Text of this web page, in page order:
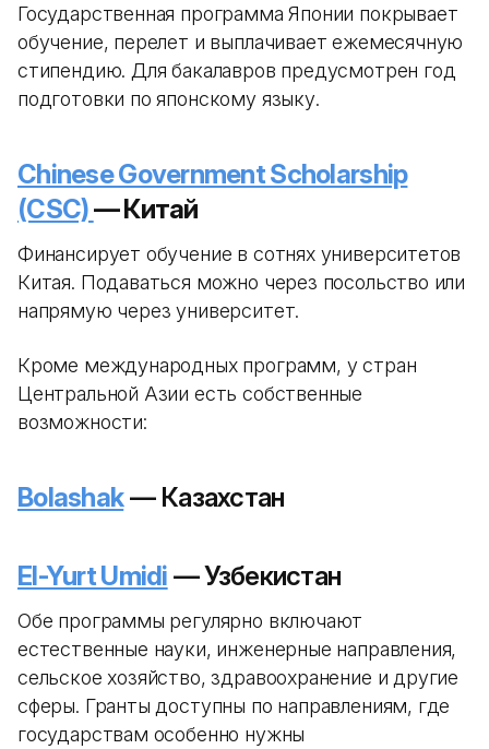
Государственная программа Японии покрывает
обучение, перелет и выплачивает ежемесячную
стипендию. Для бакалавров предусмотрен год
подготовки по японскому языку.
Chinese Government Scholarship
(CSC)— Китай
Финансирует обучение в сотнях университетов
Китая. Подаваться можно через посольство или
напрямую через университет.
Кроме международных программ, у стран
Центральной Азии есть собственные
возможности:
Bolashak— Казахстан
El-Yurt Umidi — Узбекистан
Обе программы регулярно включают
естественные науки, инженерные направления,
сельское хозяйство, здравоохранение и другие
сферы. Гранты доступны по направлениям, где
государствам особенно нужны